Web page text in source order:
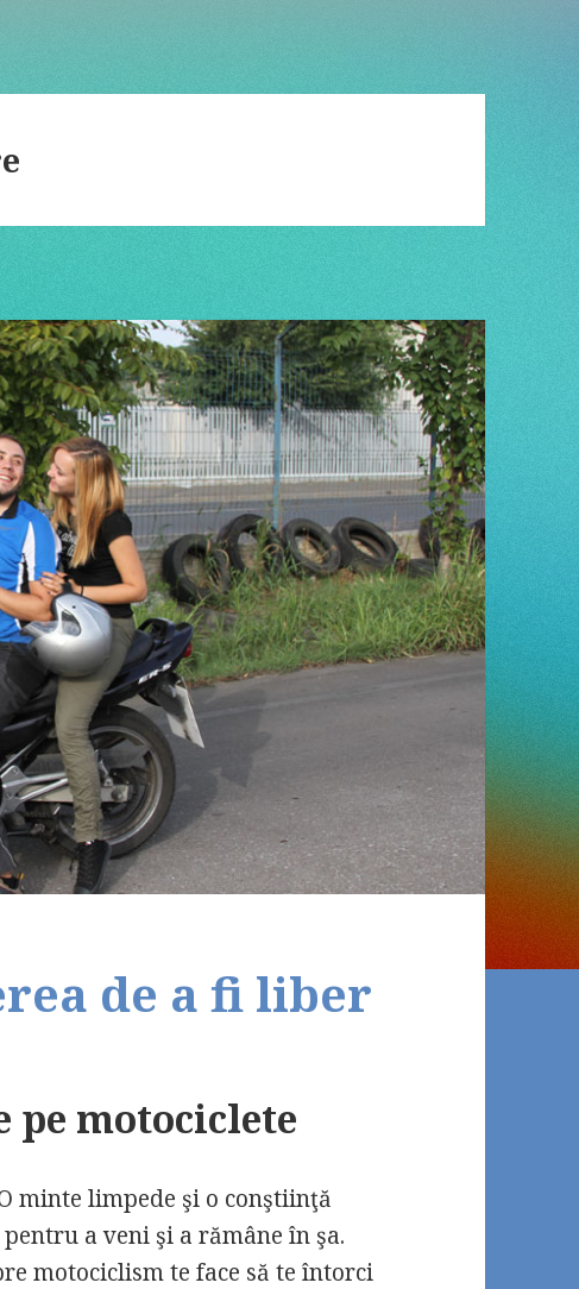
de a fi liber
motociclete
minte limpede şi o conştiinţă
a veni şi a rămâne în şa.
motociclism te face să te întorci